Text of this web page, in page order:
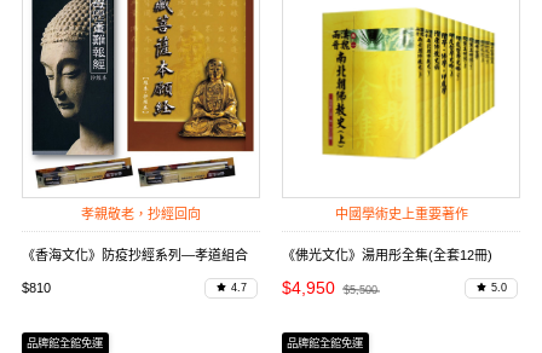
孝親敬老，抄經回向
《香海文化》防疫抄經系列—孝道組合
$810 4.7
中國學術史上重要著作
《佛光文化》湯用彤全集(全套12冊)
$4,950 $5,500 5.0
品牌館全館免運 品牌館全館免運